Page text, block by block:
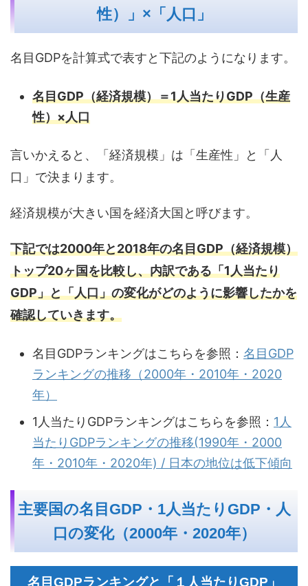
性）」×「人口」
名目GDPを計算式で表すと下記のようになります。
名目GDP（経済規模）＝1人当たりGDP（生産
性）×人口
言いかえると、「経済規模」は「生産性」と「人
口」で決まります。
経済規模が大きい国を経済大国と呼びます。
下記では2000年と2018年の名目GDP（経済規模）
トップ20ヶ国を比較し、内訳である「1人当たり
GDP」と「人口」の変化がどのように影響したかを
確認していきます。
名目GDPランキングはこちらを参照： 名目GDP
ランキングの推移（2000年・2010年・2020
年）
1人当たりGDPランキングはこちらを参照： 1人
当たりGDPランキングの推移(1990年・2000
年・2010年・2020年) / 日本の地位は低下傾向
主要国の名目GDP・1人当たりGDP・人
口の変化（2000年・2020年）
名目GDPランキングと「１人当たりGDP」